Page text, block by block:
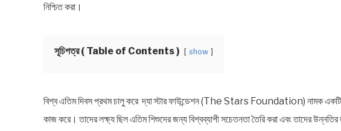
নিশ্চিত করা।
সূচিপত্র ( Table of Contents ) show
বিশ্ব এতিম দিবস প্রথম চালু করে দ্যা স্টার ফাউন্ডেশন (The Stars Foundation) নামক একটি
কাজ করে। তাদের লক্ষ্য ছিল এতিম শিশুদের জন্য বিশ্বব্যাপী সচেতনতা তৈরি করা এবং তাদের